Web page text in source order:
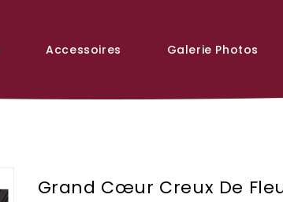
Accessoires Galerie Photos
Grand Cœur Creux De